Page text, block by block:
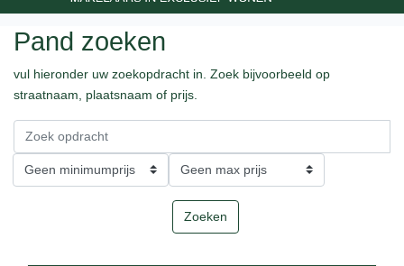
Pand zoeken
vul hieronder uw zoekopdracht in. Zoek bijvoorbeeld op
straatnaam, plaatsnaam of prijs.
Zoeken